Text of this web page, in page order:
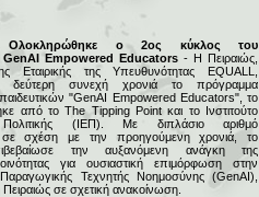
Ολοκληρώθηκε ο 2ος κύκλος του
Empowered Educators - Η Πειραιώς,
Εταιρικής της Υπευθυνότητας EQUALL,
δεύτερη συνεχή χρονιά το πρόγραμμα
"GenAI Empowered Educators", το
από το The Tipping Point και το Ινστιτούτο
Πολιτικής (ΙΕΠ). Με διπλάσιο αριθμό
σε σχέση με την προηγούμενη χρονιά, το
την αυξανόμενη ανάγκη της
για ουσιαστική επιμόρφωση στην
Τεχνητής Νοημοσύνης (GenAI),
σε σχετική ανακοίνωση.